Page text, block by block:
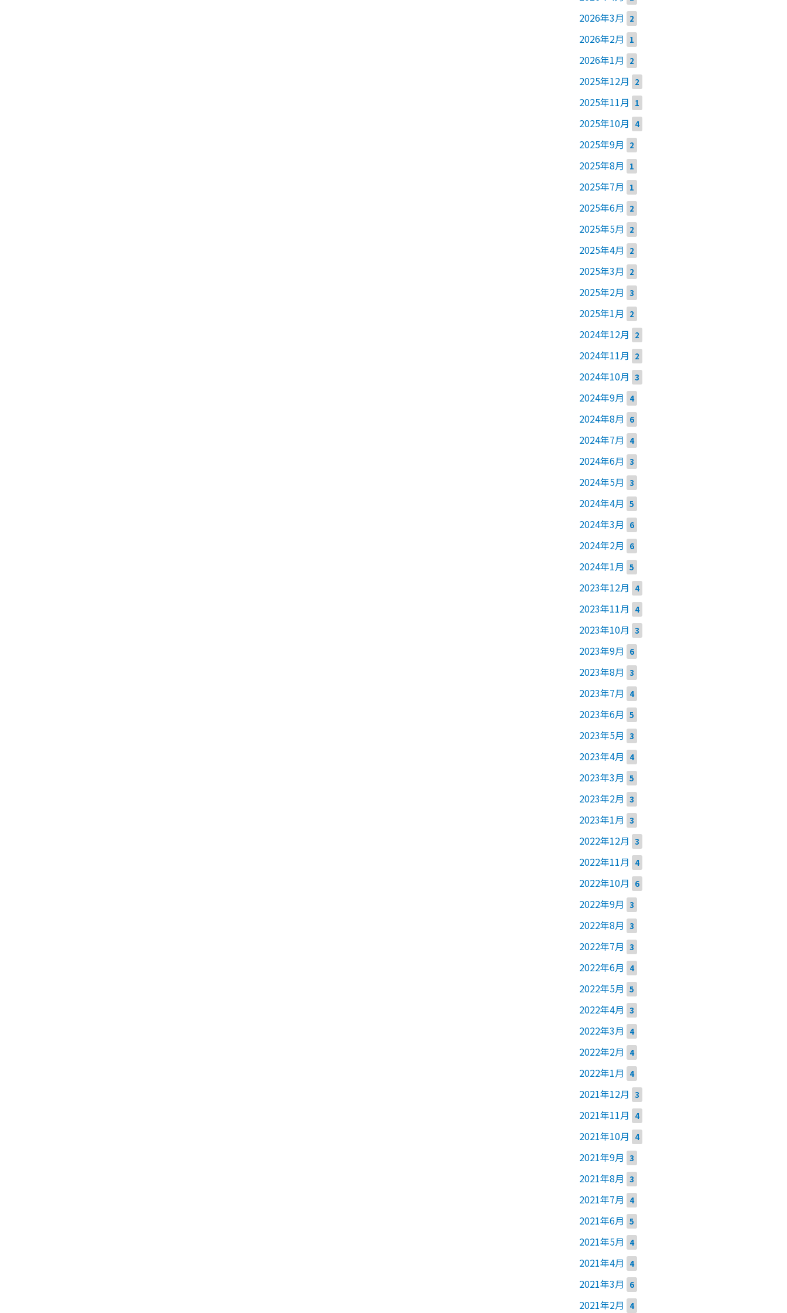
2026年3月 2
2026年2月 1
2026年1月 2
2025年12月 2
2025年11月 1
2025年10月 4
2025年9月 2
2025年8月 1
2025年7月 1
2025年6月 2
2025年5月 2
2025年4月 2
2025年3月 2
2025年2月 3
2025年1月 2
2024年12月 2
2024年11月 2
2024年10月 3
2024年9月 4
2024年8月 6
2024年7月 4
2024年6月 3
2024年5月 3
2024年4月 5
2024年3月 6
2024年2月 6
2024年1月 5
2023年12月 4
2023年11月 4
2023年10月 3
2023年9月 6
2023年8月 3
2023年7月 4
2023年6月 5
2023年5月 3
2023年4月 4
2023年3月 5
2023年2月 3
2023年1月 3
2022年12月 3
2022年11月 4
2022年10月 6
2022年9月 3
2022年8月 3
2022年7月 3
2022年6月 4
2022年5月 5
2022年4月 3
2022年3月 4
2022年2月 4
2022年1月 4
2021年12月 3
2021年11月 4
2021年10月 4
2021年9月 3
2021年8月 3
2021年7月 4
2021年6月 5
2021年5月 4
2021年4月 4
2021年3月 6
2021年2月 4